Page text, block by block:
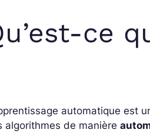
ce
automatique est
algorithmes de manière